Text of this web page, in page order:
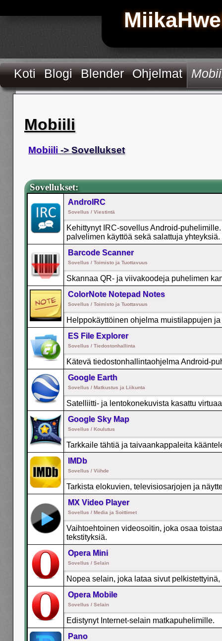
Koti Blogi Blender Ohjelmat
Mobiili
Mobiili -> Sovellukset
Sovellukset:
AndroIRC
Sovellus / Viestintä
Kehittynyt IRC-sovellus Android-
palvelimen käyttöä sekä salattuja yhteyksiä.
Barcode Scanner
Sovellus / Toimisto ja Tuottavuus
Skannaa QR- ja viivakoodeja puhelimen
ColorNote Notepad Notes
Sovellus / Toimisto ja Tuottavuus
Helppokäyttöinen ohjelma muistilappujen
ES File Explorer
Sovellus / Tiedostonhallinta
Kätevä tiedostonhallintaohjelma Android-
Google Earth
Sovellus / Matkustus ja Liikunta
Satelliitti- ja lentokonekuvista kasattu
Google Sky Map
Sovellus / Koulutus
Tarkkaile tähtiä ja taivaankappaleita
IMDb
Sovellus / Viihde
Tarkista elokuvien, televisiosarjojen ja
MX Video Player
Sovellus / Media ja Soittimet
Vaihtoehtoinen videosoitin, joka osaa
tekstityksiä.
Opera Mini
Sovellus / Selain
Nopea selain, joka lataa sivut
Opera Mobile
Sovellus / Selain
Edistynyt Internet-selain matkapuhelimille.
Pano